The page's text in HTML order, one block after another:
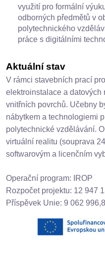
využití pro formální
odborných předmětů v
polytechnického
práce s digitálními
Aktuální stav
V rámci stavebních prací
elektroinstalace a datových
vnitřních povrchů. Učebny
nábytkem a technologiemi
polytechnické vzdělávání.
virtuální realitu (souprava
softwarovým a licenčním
Operační program: IROP
Rozpočet projektu: 12 947
Příspěvek Unie: 9 062